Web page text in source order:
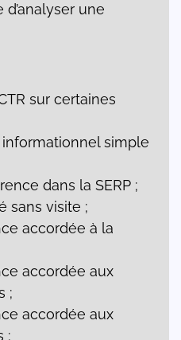
une
sur certaines
simple
dans la SERP ;
sans visite ;
accordée à la
accordée aux
;
accordée aux
;